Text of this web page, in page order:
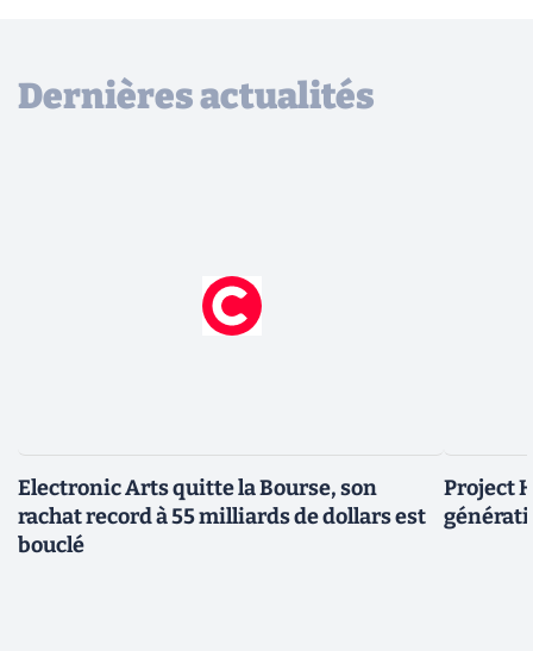
Dernières actualités
Electronic Arts quitte la Bourse, son
rachat record à 55 milliards de dollars est
bouclé
Project